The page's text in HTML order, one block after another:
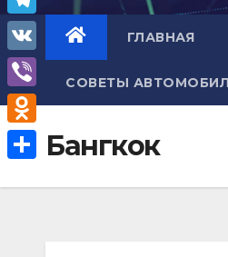
ГЛАВНАЯ
СОВЕТЫ
Бангкок
h
a
A
T
e
l
e
g
V
K
V
i
b
e
O